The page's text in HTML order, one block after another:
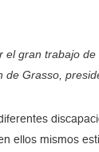
gran trabajo de
Grasso,
ellos mismos